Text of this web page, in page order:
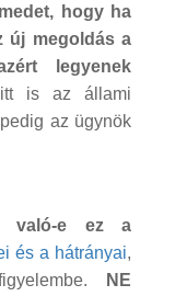
hogy ha
új megoldás a
legyenek
is az állami
az ügynök
való-e ez a
és a hátrányai,
NE